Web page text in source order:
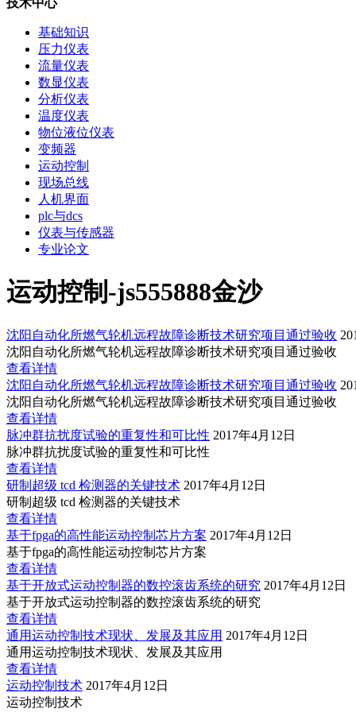
技术中心
基础知识
压力仪表
流量仪表
数显仪表
分析仪表
温度仪表
物位液位仪表
变频器
运动控制
现场总线
人机界面
plc与dcs
仪表与传感器
专业论文
运动控制-js555888金沙
沈阳自动化所燃气轮机远程故障诊断技术研究项目通过验收
沈阳自动化所燃气轮机远程故障诊断技术研究项目通过验收
查看详情
沈阳自动化所燃气轮机远程故障诊断技术研究项目通过验收
沈阳自动化所燃气轮机远程故障诊断技术研究项目通过验收
查看详情
脉冲群抗扰度试验的重复性和可比性 2017年4月12日
脉冲群抗扰度试验的重复性和可比性
查看详情
研制超级 tcd 检测器的关键技术 2017年4月12日
研制超级 tcd 检测器的关键技术
查看详情
基于fpga的高性能运动控制芯片方案 2017年4月12日
基于fpga的高性能运动控制芯片方案
查看详情
基于开放式运动控制器的数控滚齿系统的研究 2017年4月12日
基于开放式运动控制器的数控滚齿系统的研究
查看详情
通用运动控制技术现状、发展及其应用 2017年4月12日
通用运动控制技术现状、发展及其应用
查看详情
运动控制技术 2017年4月12日
运动控制技术